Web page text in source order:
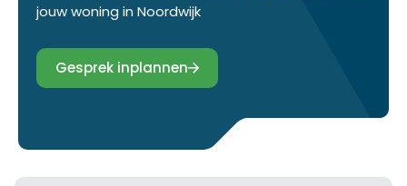
jouw woning in Noordwijk
Gesprek inplannen